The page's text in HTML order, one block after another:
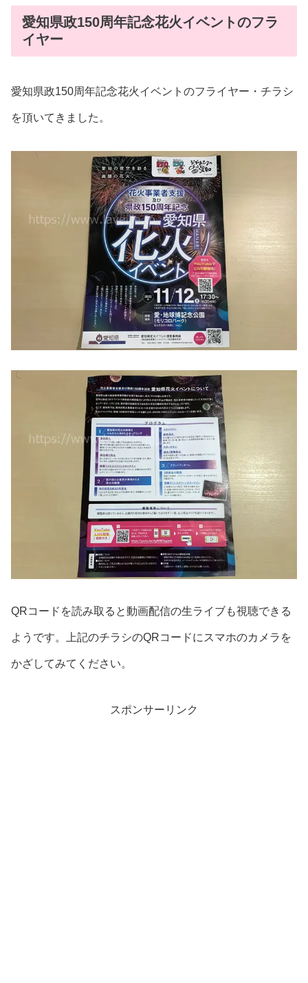
愛知県政150周年記念花火イベントのフラ
イヤー
愛知県政150周年記念花火イベントのフライヤー・チラシ
を頂いてきました。
QRコードを読み取ると動画配信の生ライブも視聴できる
ようです。上記のチラシのQRコードにスマホのカメラを
かざしてみてください。
スポンサーリンク